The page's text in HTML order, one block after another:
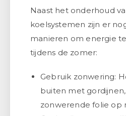
Naast het onderhoud
koelsystemen zijn er
manieren om energie
tijdens de zomer:
Gebruik zonwering:
buiten met
zonwerende folie op